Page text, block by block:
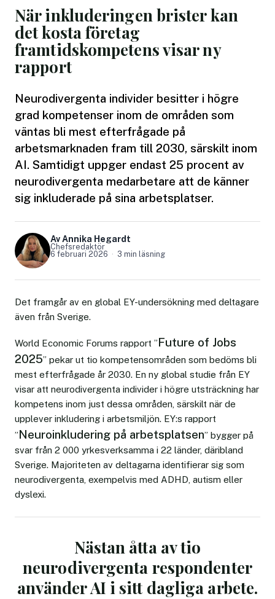
När inkluderingen brister kan
det kosta företag
framtidskompetens visar ny
rapport
Neurodivergenta individer besitter i högre
grad kompetenser inom de områden som
väntas bli mest efterfrågade på
arbetsmarknaden fram till 2030, särskilt inom
AI. Samtidigt uppger endast 25 procent av
neurodivergenta medarbetare att de känner
sig inkluderade på sina arbetsplatser.
Av Annika Hegardt
Chefsredaktör
6 februari 2026
3 min läsning
Det framgår av en global EY-undersökning med deltagare
även från Sverige.
World Economic Forums rapport ”Future of Jobs
2025” pekar ut tio kompetensområden som bedöms bli
mest efterfrågade år 2030. En ny global studie från EY
visar att neurodivergenta individer i högre utsträckning har
kompetens inom just dessa områden, särskilt när de
upplever inkludering i arbetsmiljön. EY:s rapport
”Neuroinkludering på arbetsplatsen” bygger på
svar från 2 000 yrkesverksamma i 22 länder, däribland
Sverige. Majoriteten av deltagarna identifierar sig som
neurodivergenta, exempelvis med ADHD, autism eller
dyslexi.
Nästan åtta av tio
neurodivergenta respondenter
använder AI i sitt dagliga arbete.